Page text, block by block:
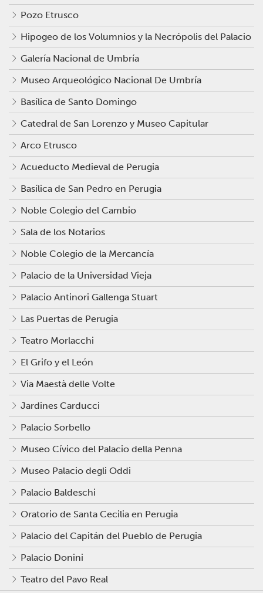
Pozo Etrusco
Hipogeo de los Volumnios y la Necrópolis del Palacio
Galería Nacional de Umbría
Museo Arqueológico Nacional De Umbría
Basílica de Santo Domingo
Catedral de San Lorenzo y Museo Capitular
Arco Etrusco
Acueducto Medieval de Perugia
Basílica de San Pedro en Perugia
Noble Colegio del Cambio
Sala de los Notarios
Noble Colegio de la Mercancía
Palacio de la Universidad Vieja
Palacio Antinori Gallenga Stuart
Las Puertas de Perugia
Teatro Morlacchi
El Grifo y el León
Via Maestà delle Volte
Jardines Carducci
Palacio Sorbello
Museo Cívico del Palacio della Penna
Museo Palacio degli Oddi
Palacio Baldeschi
Oratorio de Santa Cecilia en Perugia
Palacio del Capitán del Pueblo de Perugia
Palacio Donini
Teatro del Pavo Real